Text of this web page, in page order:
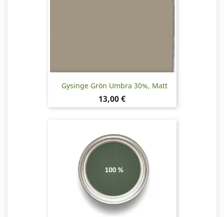
Gysinge Grön Umbra 30%, Matt
Pris
13,00 €